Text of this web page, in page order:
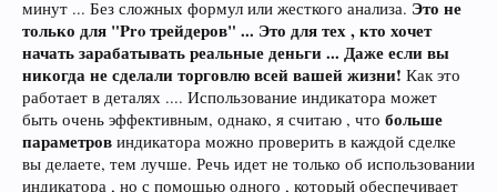
минут ... Без сложных формул или жесткого анализа. Это не
только для "Pro трейдеров" ... Это для тех , кто хочет
начать зарабатывать реальные деньги ... Даже если вы
никогда не сделали торговлю всей вашей жизни! Как это
работает в деталях .... Использование индикатора может
быть очень эффективным, однако, я считаю , что больше
параметров индикатора можно проверить в каждой сделке
вы делаете, тем лучше. Речь идет не только об использовании
индикатора , но с помощью одного , который обеспечивает